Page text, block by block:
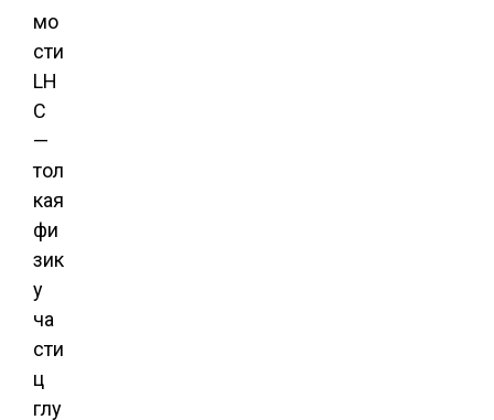
мо
сти
LH
C
—
тол
кая
фи
зик
у
ча
сти
ц
глу